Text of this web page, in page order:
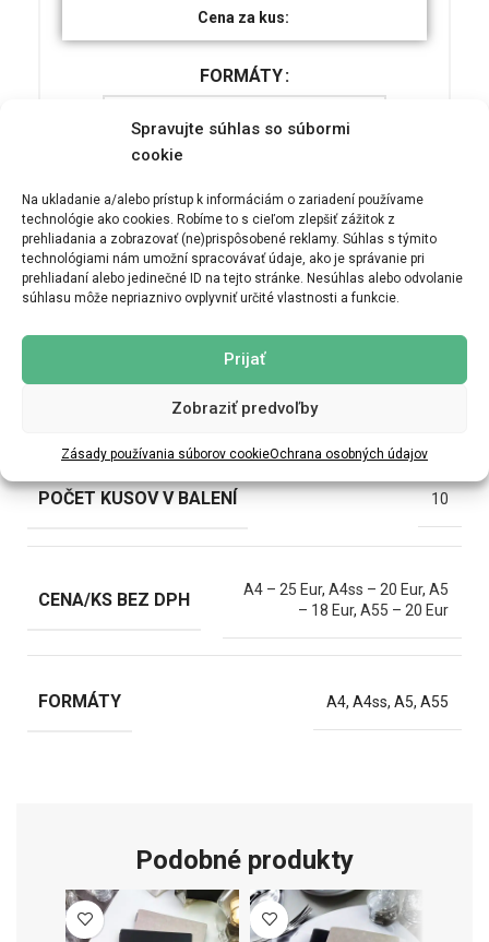
Spravujte súhlas so súbormi
cookie
Na ukladanie a/alebo prístup k informáciám o zariadení používame
technológie ako cookies. Robíme to s cieľom zlepšiť zážitok z
prehliadania a zobrazovať (ne)prispôsobené reklamy. Súhlas s týmito
technológiami nám umožní spracovávať údaje, ako je správanie pri
prehliadaní alebo jedinečné ID na tejto stránke. Nesúhlas alebo odvolanie
súhlasu môže nepriaznivo ovplyvniť určité vlastnosti a funkcie.
Prijať
Zobraziť predvoľby
Zásady používania súborov cookieOchrana osobných údajov
Cena za kus:
FORMÁTY
POČET KUSOV V BALENÍ 10
CENA/KS BEZ DPH A4 – 25 Eur, A4ss – 20 Eur, A5
– 18 Eur, A55 – 20 Eur
FORMÁTY A4, A4ss, A5, A55
Podobné produkty